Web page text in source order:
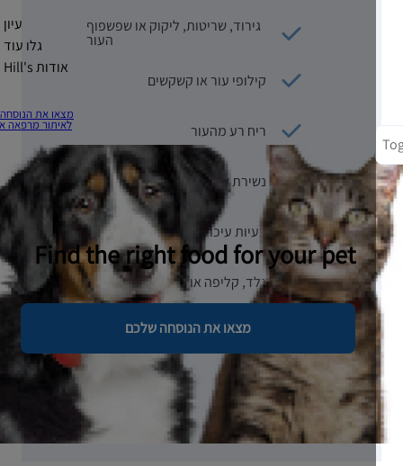
גלו עוד
אודות Hill's
מצאו את הנוסחה שלכם
לאיתור מרפאה או חנות
Find the right food for your pet
מצאו את הנוסחה שלכם
גירוד, שריטות, ליקוק או שפשפוף
קילופי עור או קשקשים
ריח רע מהעור
נשירת שיער
בעיות עיכול
גלד, קליפה או התקשות של העור
דמעות ונזלת